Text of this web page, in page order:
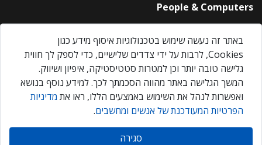
People & Computers
About Us
Privacy Policy
Contact Us
Our Events
אנשים ומחשבים © 2026 – כל הזכויות שמורות
באתר זה נעשה שימוש בטכנולוגיות איסוף מידע כגון
Cookies, לרבות על ידי צדדים שלישיים, כדי לספק לך חווית
גלישה טובה יותר וכן למטרות סטטיסטיקה, איפיון ושיווק.
המשך הגלישה באתר מהווה הסכמתך לכך. למידע נוסף בנושא
ואפשרות לנהל את השימוש באמצעים הללו, ראו את מדיניות
הפרטיות המעודכנת של אנשים ומחשבים.
סגירה